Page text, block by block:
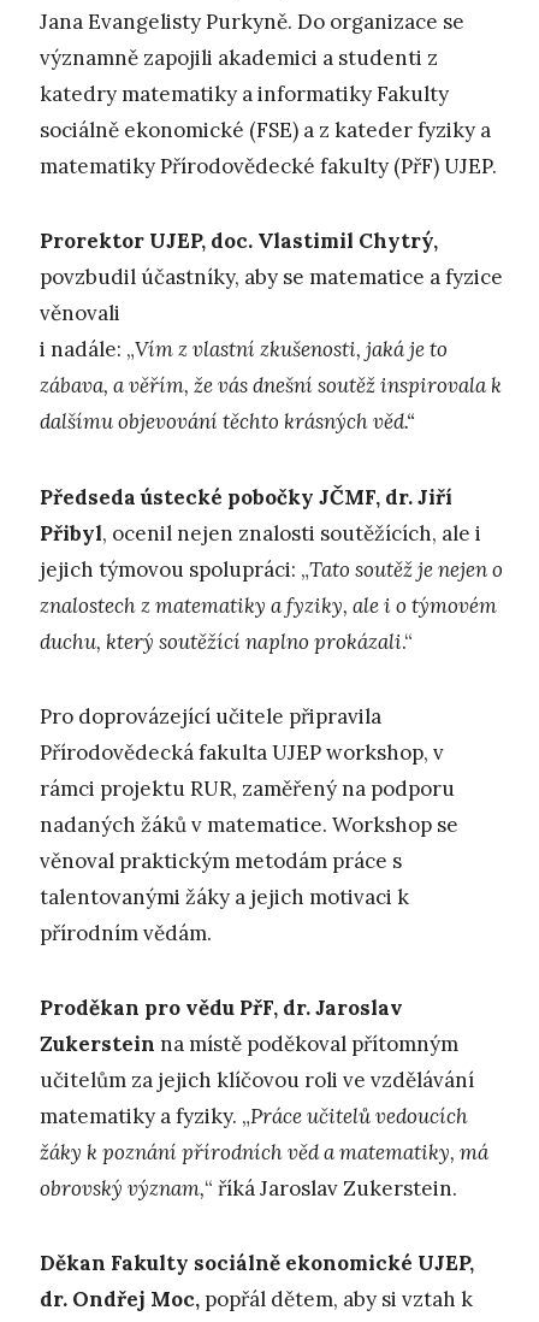
Jana Evangelisty Purkyně. Do organizace se
významně zapojili akademici a studenti z
katedry matematiky a informatiky Fakulty
sociálně ekonomické (FSE) a z kateder fyziky a
matematiky Přírodovědecké fakulty (PřF) UJEP.
Prorektor UJEP, doc. Vlastimil Chytrý,
povzbudil účastníky, aby se matematice a fyzice
věnovali
i nadále: „Vím z vlastní zkušenosti, jaká je to
zábava, a věřím, že vás dnešní soutěž inspirovala k
dalšímu objevování těchto krásných věd.“
Předseda ústecké pobočky JČMF, dr. Jiří
Přibyl, ocenil nejen znalosti soutěžících, ale i
jejich týmovou spolupráci: „Tato soutěž je nejen o
znalostech z matematiky a fyziky, ale i o týmovém
duchu, který soutěžící naplno prokázali.“
Pro doprovázející učitele připravila
Přírodovědecká fakulta UJEP workshop, v
rámci projektu RUR, zaměřený na podporu
nadaných žáků v matematice. Workshop se
věnoval praktickým metodám práce s
talentovanými žáky a jejich motivaci k
přírodním vědám.
Proděkan pro vědu PřF, dr. Jaroslav
Zukerstein na místě poděkoval přítomným
učitelům za jejich klíčovou roli ve vzdělávání
matematiky a fyziky. „Práce učitelů vedoucích
žáky k poznání přírodních věd a matematiky, má
obrovský význam,“ říká Jaroslav Zukerstein.
Děkan Fakulty sociálně ekonomické UJEP,
dr. Ondřej Moc, popřál dětem, aby si vztah k